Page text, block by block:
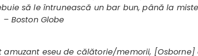
să le întrunească un bar bun, până la
Boston Globe
amuzant eseu de călătorie/memorii,